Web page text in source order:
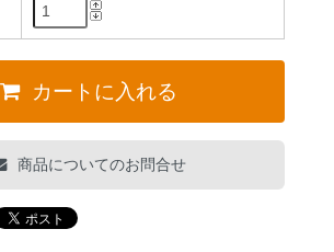
カートに入れる
商品についてのお問合せ